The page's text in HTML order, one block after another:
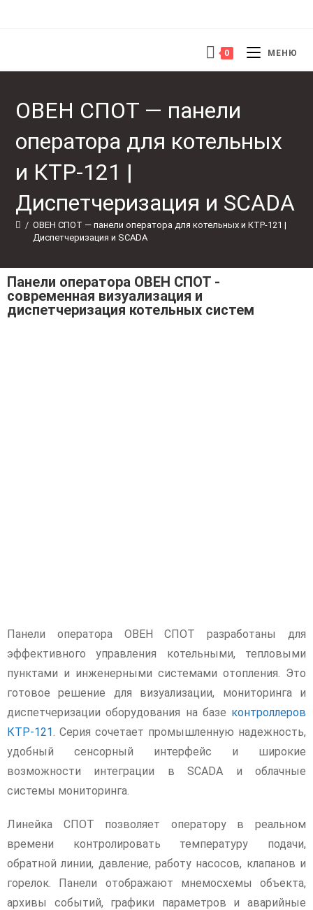
0 МЕНЮ
ОВЕН СПОТ — панели
оператора для котельных
и КТР-121 |
Диспетчеризация и SCADA
/ ОВЕН СПОТ — панели оператора для котельных и КТР-121 |
Диспетчеризация и SCADA
Панели оператора ОВЕН СПОТ -
современная визуализация и
диспетчеризация котельных систем
Панели оператора ОВЕН СПОТ разработаны для
эффективного управления котельными, тепловыми
пунктами и инженерными системами отопления. Это
готовое решение для визуализации, мониторинга и
диспетчеризации оборудования на базе контроллеров
КТР-121. Серия сочетает промышленную надежность,
удобный сенсорный интерфейс и широкие
возможности интеграции в SCADA и облачные
системы мониторинга.
Линейка СПОТ позволяет оператору в реальном
времени контролировать температуру подачи,
обратной линии, давление, работу насосов, клапанов и
горелок. Панели отображают мнемосхемы объекта,
архивы событий, графики параметров и аварийные